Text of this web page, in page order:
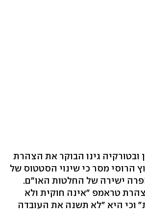
ובטורקיה גינו הבוקר את הצהרת
הרוסי מסר כי שינוי הסטטוס של
ישירה של החלטות האו"ם.
טראמפ "אינה חוקית ולא
וכי היא "לא תשנה את העובדה